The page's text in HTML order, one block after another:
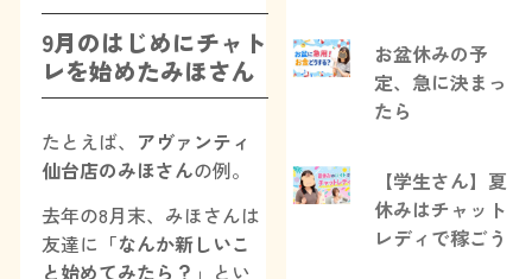
9月のはじめにチャト
レを始めたみほさん
たとえば、 アヴァンティ
仙台店のみほさんの例。
去年の8月末、みほさんは
友達に 「なんか新しいこ
と始めてみたら？ 」とい
お盆休みの予
定、急に決まっ
たら
【学生さん】夏
休みはチャット
レディで稼ごう